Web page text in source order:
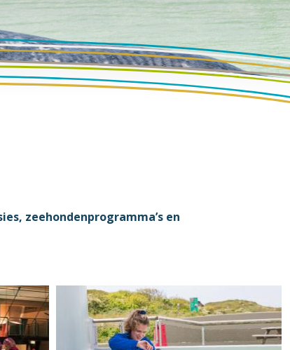
zeehondenprogramma’s en